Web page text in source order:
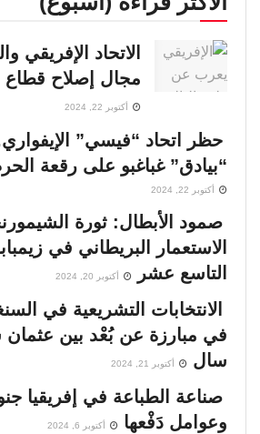
الاتحاد الإفريقي
مجال إصلاح قطاع
أكتوبر 22, 2024
حظر اتحاد “فيسي”
“بيادق” غباغبو على رقعة
أكتوبر 22, 2024
صمود الأبطال: ثورة
الاستعمار البريطاني في
التاسع عشر
أكتوبر 20, 2024
الانتخابات التشريعية في
في مبارزة عن بُعْد بين
سال
أكتوبر 21, 2024
صناعة الطباعة في إفريقيا
وعوامل دَفْعها
أكتوبر 6, 2024